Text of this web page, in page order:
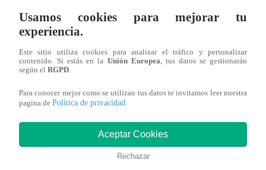
Yo Soy GRANDES BATALLAS: ¡El
Pájaro Gómez venció a Miguel Mateos y
Yo
También te puede
Usamos cookies para mejorar tu
experiencia.
Este sitio utiliza cookies para analizar el tráfico y personalizar
contenido. Si estás en la Unión Europea, tus datos se gestionarán
según el RGPD.
Para conocer mejor como se utilizan tus datos te invitamos leer nuestra
pagina de Política de privacidad.
Aceptar Cookies
Rechazar